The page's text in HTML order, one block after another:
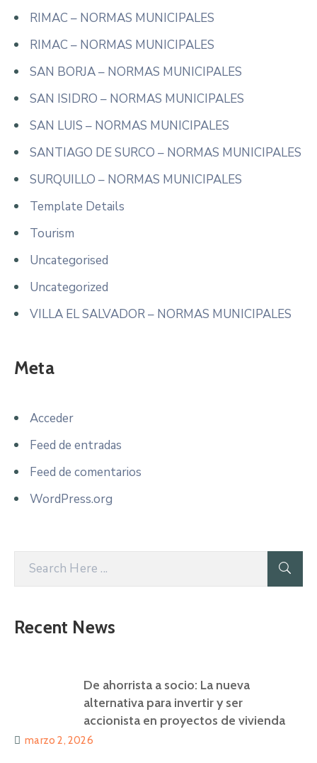
RIMAC – NORMAS MUNICIPALES
RIMAC – NORMAS MUNICIPALES
SAN BORJA – NORMAS MUNICIPALES
SAN ISIDRO – NORMAS MUNICIPALES
SAN LUIS – NORMAS MUNICIPALES
SANTIAGO DE SURCO – NORMAS MUNICIPALES
SURQUILLO – NORMAS MUNICIPALES
Template Details
Tourism
Uncategorised
Uncategorized
VILLA EL SALVADOR – NORMAS MUNICIPALES
Meta
Acceder
Feed de entradas
Feed de comentarios
WordPress.org
Recent News
De ahorrista a socio: La nueva
alternativa para invertir y ser
accionista en proyectos de vivienda
marzo 2, 2026